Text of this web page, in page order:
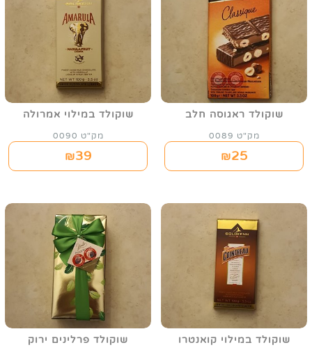
שוקולד ראגוסה חלב
מק"ט 0089
₪25
שוקולד במילוי אמרולה
מק"ט 0090
₪39
שוקולד במילוי קואנטרו שוקולד פרלינים ירוק